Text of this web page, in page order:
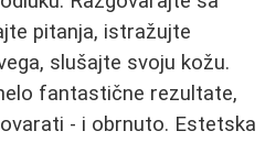
pitanja, istražujte
slušajte svoju kožu.
fantastične rezultate,
- i obrnuto. Estetska